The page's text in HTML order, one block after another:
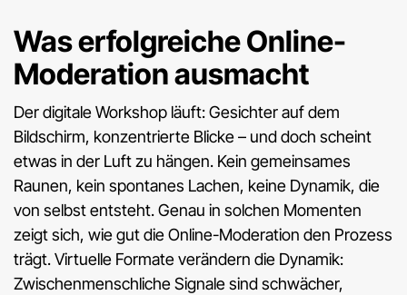
Was erfolgreiche Online-
Moderation ausmacht
Der digitale Workshop läuft: Gesichter auf dem
Bildschirm, konzentrierte Blicke – und doch scheint
etwas in der Luft zu hängen. Kein gemeinsames
Raunen, kein spontanes Lachen, keine Dynamik, die
von selbst entsteht. Genau in solchen Momenten
zeigt sich, wie gut die Online-Moderation den Prozess
trägt. Virtuelle Formate verändern die Dynamik:
Zwischenmenschliche Signale sind schwächer,